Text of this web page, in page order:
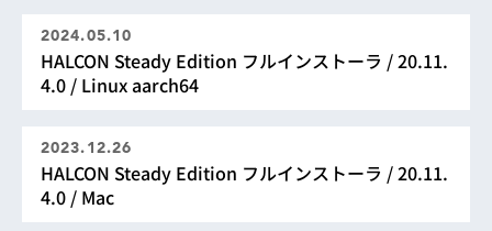
2024.05.10
HALCON Steady Edition フルインストーラ / 20.11.
4.0 / Linux aarch64
2023.12.26
HALCON Steady Edition フルインストーラ / 20.11.
4.0 / Mac